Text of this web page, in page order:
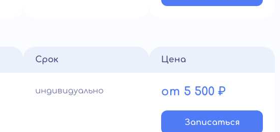
Срок
индивидуально
Цена
от 5 500 ₽
Записатьcя